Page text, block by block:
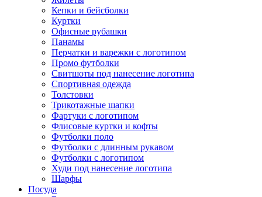
Кепки и бейсболки
Куртки
Офисные рубашки
Панамы
Перчатки и варежки с логотипом
Промо футболки
Свитшоты под нанесение логотипа
Спортивная одежда
Толстовки
Трикотажные шапки
Фартуки с логотипом
Флисовые куртки и кофты
Футболки поло
Футболки с длинным рукавом
Футболки с логотипом
Худи под нанесение логотипа
Шарфы
Посуда